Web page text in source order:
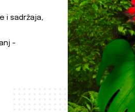
i sadržaja,
-